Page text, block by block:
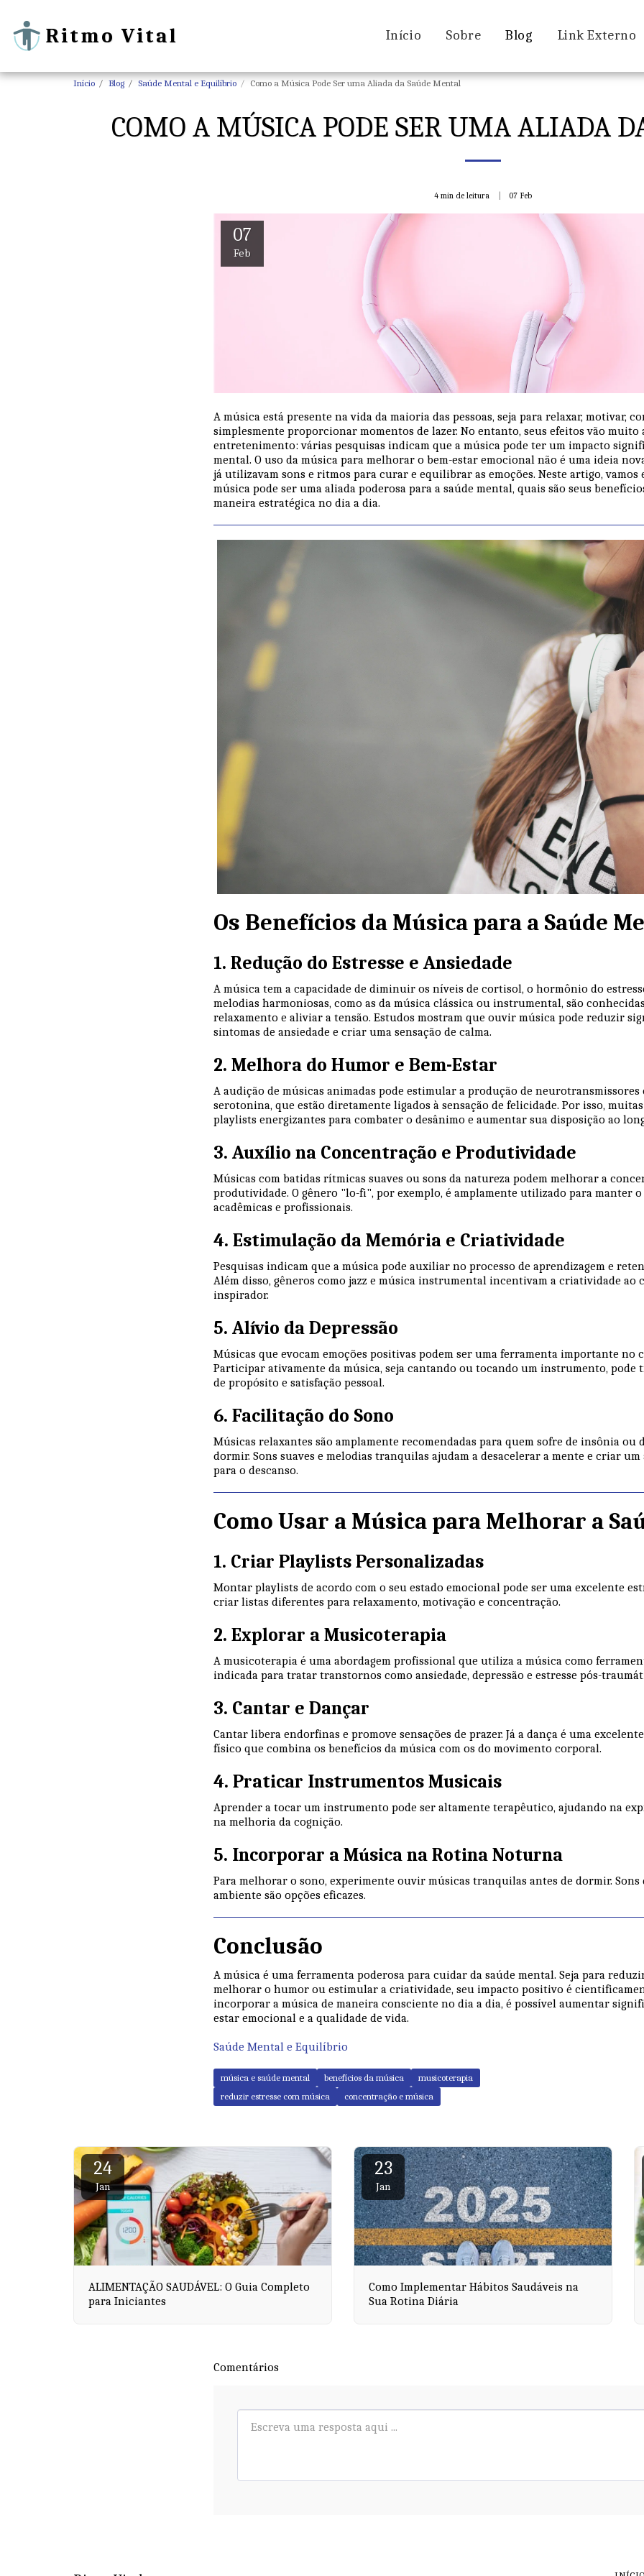
Ritmo Vital Início Sobre Blog Link Externo
Início Blog Saúde Mental e Equilíbrio Como a Música Pode Ser uma Aliada da Saúde Mental
COMO A MÚSICA PODE SER UMA ALIADA
4 min de leitura 07Feb
07
Feb
A música está presente na vida da maioria das pessoas, seja para relaxar, motivar,
simplesmente proporcionar momentos de lazer. No entanto, seus efeitos vão muito
entretenimento: várias pesquisas indicam que a música pode ter um impacto
mental. O uso da música para melhorar o bem-estar emocional não é uma ideia
já utilizavam sons e ritmos para curar e equilibrar as emoções. Neste artigo, vamos
música pode ser uma aliada poderosa para a saúde mental, quais são seus
maneira estratégica no dia a dia.
Os Benefícios da Música para a Saúde
1. Redução do Estresse e Ansiedade
A música tem a capacidade de diminuir os níveis de cortisol, o hormônio do
melodias harmoniosas, como as da música clássica ou instrumental, são
relaxamento e aliviar a tensão. Estudos mostram que ouvir música pode reduzir
sintomas de ansiedade e criar uma sensação de calma.
2. Melhora do Humor e Bem-Estar
A audição de músicas animadas pode estimular a produção de neurotransmissores
serotonina, que estão diretamente ligados à sensação de felicidade. Por isso, muitas
playlists energizantes para combater o desânimo e aumentar sua disposição ao
3. Auxílio na Concentração e Produtividade
Músicas com batidas rítmicas suaves ou sons da natureza podem melhorar a
produtividade. O gênero "lo-fi", por exemplo, é amplamente utilizado para manter o
acadêmicas e profissionais.
4. Estimulação da Memória e Criatividade
Pesquisas indicam que a música pode auxiliar no processo de aprendizagem e
Além disso, gêneros como jazz e música instrumental incentivam a criatividade ao
inspirador.
5. Alívio da Depressão
Músicas que evocam emoções positivas podem ser uma ferramenta importante no
Participar ativamente da música, seja cantando ou tocando um instrumento, pode
de propósito e satisfação pessoal.
6. Facilitação do Sono
Músicas relaxantes são amplamente recomendadas para quem sofre de insônia ou
dormir. Sons suaves e melodias tranquilas ajudam a desacelerar a mente e criar
para o descanso.
Como Usar a Música para Melhorar a
1. Criar Playlists Personalizadas
Montar playlists de acordo com o seu estado emocional pode ser uma excelente
criar listas diferentes para relaxamento, motivação e concentração.
2. Explorar a Musicoterapia
A musicoterapia é uma abordagem profissional que utiliza a música como
indicada para tratar transtornos como ansiedade, depressão e estresse pós-
3. Cantar e Dançar
Cantar libera endorfinas e promove sensações de prazer. Já a dança é uma
físico que combina os benefícios da música com os do movimento corporal.
4. Praticar Instrumentos Musicais
Aprender a tocar um instrumento pode ser altamente terapêutico, ajudando na
na melhoria da cognição.
5. Incorporar a Música na Rotina Noturna
Para melhorar o sono, experimente ouvir músicas tranquilas antes de dormir. Sons
ambiente são opções eficazes.
Conclusão
A música é uma ferramenta poderosa para cuidar da saúde mental. Seja para
melhorar o humor ou estimular a criatividade, seu impacto positivo é
incorporar a música de maneira consciente no dia a dia, é possível aumentar
estar emocional e a qualidade de vida.
Saúde Mental e Equilíbrio
música e saúde mental benefícios da música
musicoterapia
reduzir estresse com música
concentração e música
24
Jan
ALIMENTAÇÃO SAUDÁVEL: O Guia Completo
para Iniciantes
23
Jan
Como Implementar Hábitos Saudáveis na
Sua Rotina Diária
Comentários